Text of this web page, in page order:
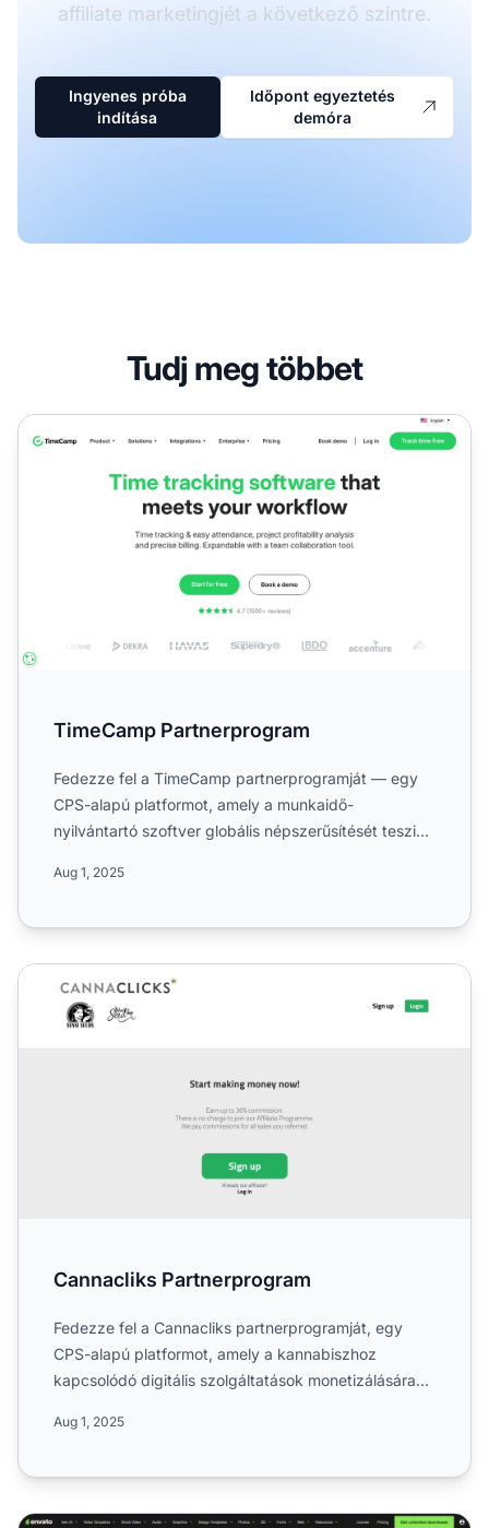
affiliate marketingjét a következő szintre.
Ingyenes próba
indítása
Időpont egyeztetés
demóra
Tudj meg többet
TimeCamp Partnerprogram
TimeCamp Partnerprogram
Fedezze fel a TimeCamp partnerprogramját — egy
CPS-alapú platformot, amely a munkaidő-
nyilvántartó szoftver globális népszerűsítését teszi
Aug 1, 2025
Cannacliks Partnerprogram
Cannacliks Partnerprogram
Fedezze fel a Cannacliks partnerprogramját, egy
CPS-alapú platformot, amely a kannabiszhoz
kapcsolódó digitális szolgáltatások monetizálására
Aug 1, 2025